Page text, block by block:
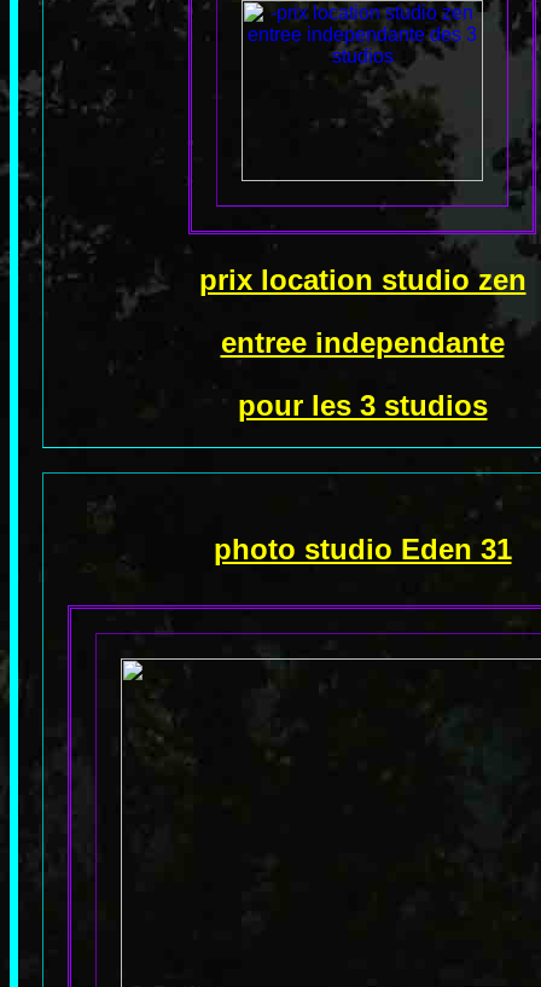
prix location studio zen
entree independante
pour les 3 studios
photo studio Eden 31